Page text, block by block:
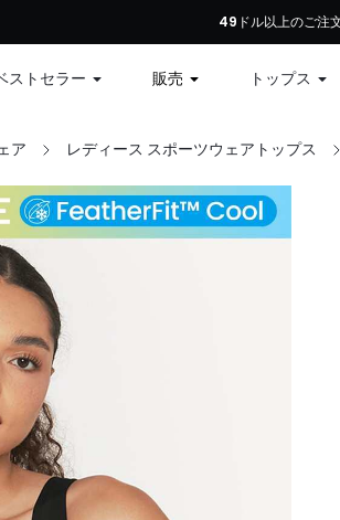
初回注文：全商品10%オフ、79ドル以上で12%オフ
49ドル以上のご注
ストセラー 販売 トップス
ア レディース スポーツウェアトップス